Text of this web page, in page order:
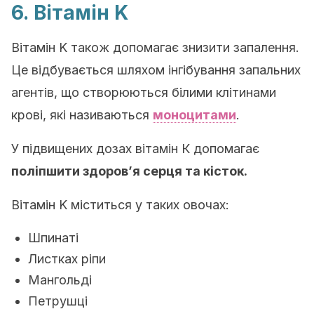
6. Вітамін K
Вітамін K також допомагає знизити запалення.
Це відбувається шляхом інгібування запальних
агентів, що створюються білими клітинами
крові, які називаються моноцитами.
У підвищених дозах вітамін К допомагає
поліпшити здоров’я серця та кісток.
Вітамін K міститься у таких овочах:
Шпинаті
Листках ріпи
Мангольді
Петрушці